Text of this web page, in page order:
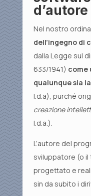
d’autore
Nel nostro
dell’ingegno di
dalla Legge sul
633/1941) come
qualunque sia
l.d.a), purché
creazione
l.d.a.).
L’autore del
sviluppatore (o
progettato e
sin da subito i